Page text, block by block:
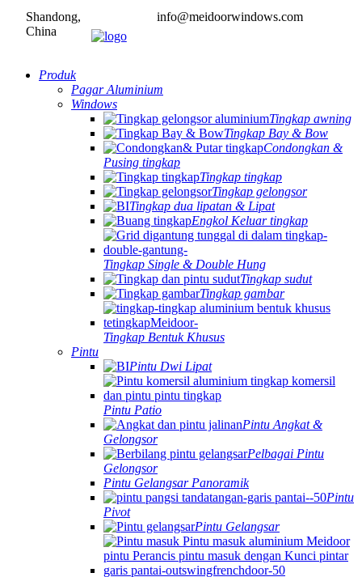
Shandong,
China
info@meidoorwindows.com
Produk
Pagar Aluminium
Windows
Tingkap awning
Tingkap Bay & Bow
Condongkan &
Pusing tingkap
Tingkap tingkap
Tingkap gelongsor
Tingkap dua lipatan & Lipat
Engkol Keluar tingkap
Tingkap Single & Double Hung
Tingkap sudut
Tingkap gambar
Tingkap Bentuk Khusus
Pintu
Pintu Dwi Lipat
Pintu Patio
Pintu Angkat &
Gelongsor
Pelbagai Pintu
Gelongsor
Pintu Gelangsar Panoramik
Pintu
Pivot
Pintu Gelangsar